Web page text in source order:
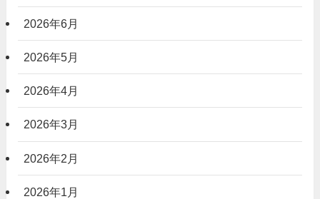
2026年6月
2026年5月
2026年4月
2026年3月
2026年2月
2026年1月